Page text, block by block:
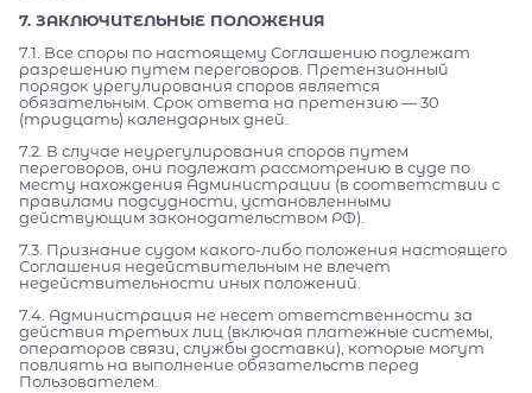
7. ЗАКЛЮЧИТЕЛЬНЫЕ ПОЛОЖЕНИЯ
7.1. Все споры по настоящему Соглашению подлежат
разрешению путем переговоров. Претензионный
порядок урегулирования споров является
обязательным. Срок ответа на претензию — 30
(тридцать) календарных дней.
7.2. В случае неурегулирования споров путем
переговоров, они подлежат рассмотрению в суде по
месту нахождения Администрации (в соответствии с
правилами подсудности, установленными
действующим законодательством РФ).
7.3. Признание судом какого-либо положения настоящего
Соглашения недействительным не влечет
недействительности иных положений.
7.4. Администрация не несет ответственности за
действия третьих лиц (включая платежные системы,
операторов связи, службы доставки), которые могут
повлиять на выполнение обязательств перед
Пользователем.